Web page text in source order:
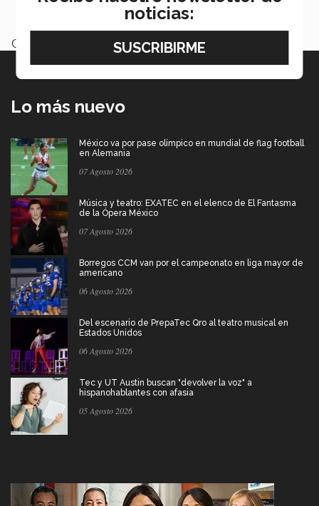
México,
Categoría:
Lo más nuevo
México va por pase olímpico en mundial de flag football
en Alemania
07 Agosto 2026
Música y teatro: EXATEC en el elenco de El Fantasma
de la Ópera México
07 Agosto 2026
Borregos CCM van por el campeonato en liga mayor de
americano
06 Agosto 2026
Del escenario de PrepaTec Qro al teatro musical en
Estados Unidos
06 Agosto 2026
Tec y UT Austin buscan "devolver la voz" a
hispanohablantes con afasia
05 Agosto 2026
noticias: